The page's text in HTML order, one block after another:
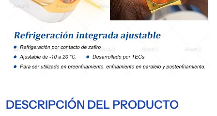
DESCRIPCIÓN DEL PRODUCTO